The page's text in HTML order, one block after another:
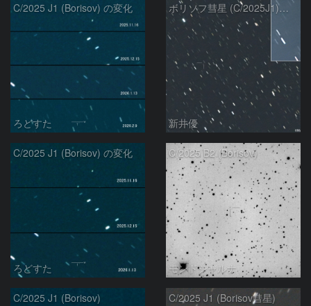
C/2025 J1 (Borisov) の変化
ろどすた
ボリソフ彗星 (C/2025J1)：2026/01/25
新井優
C/2025 J1 (Borisov) の変化
ろどすた
C/2025 B2 (Borisov)
モンドシャルナ
C/2025 J1 (Borisov) C/2025 J1 (Borisov彗星)